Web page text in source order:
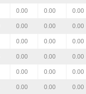
0.00 0.00 0.00
0.00 0.00 0.00
0.00 0.00 0.00
0.00 0.00 0.00
0.00 0.00 0.00
0.00 0.00 0.00